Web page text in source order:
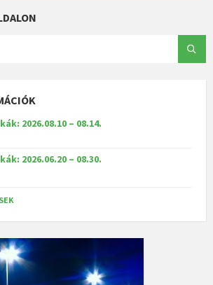
2026.08.10 – 08.14.
2026.06.20 – 08.30.